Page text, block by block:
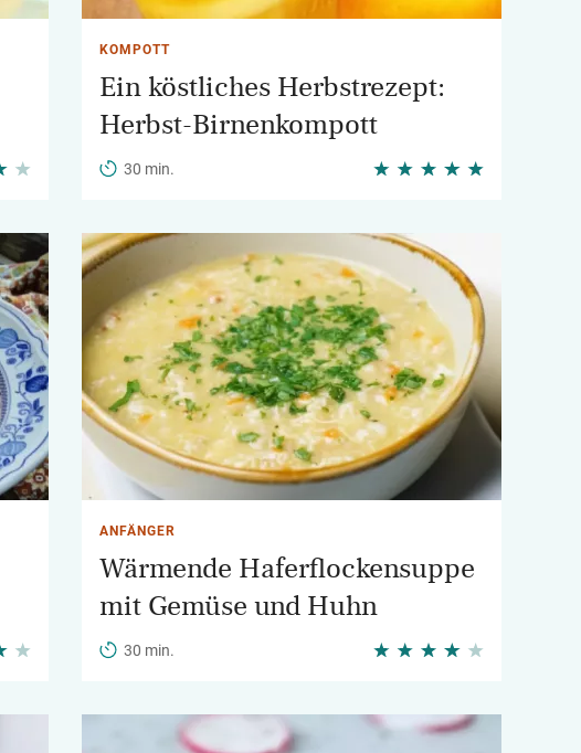
KOMPOTT
Ein köstliches Herbstrezept:
Herbst-Birnenkompott
30 min.
ANFÄNGER
Wärmende Haferflockensuppe
mit Gemüse und Huhn
30 min.